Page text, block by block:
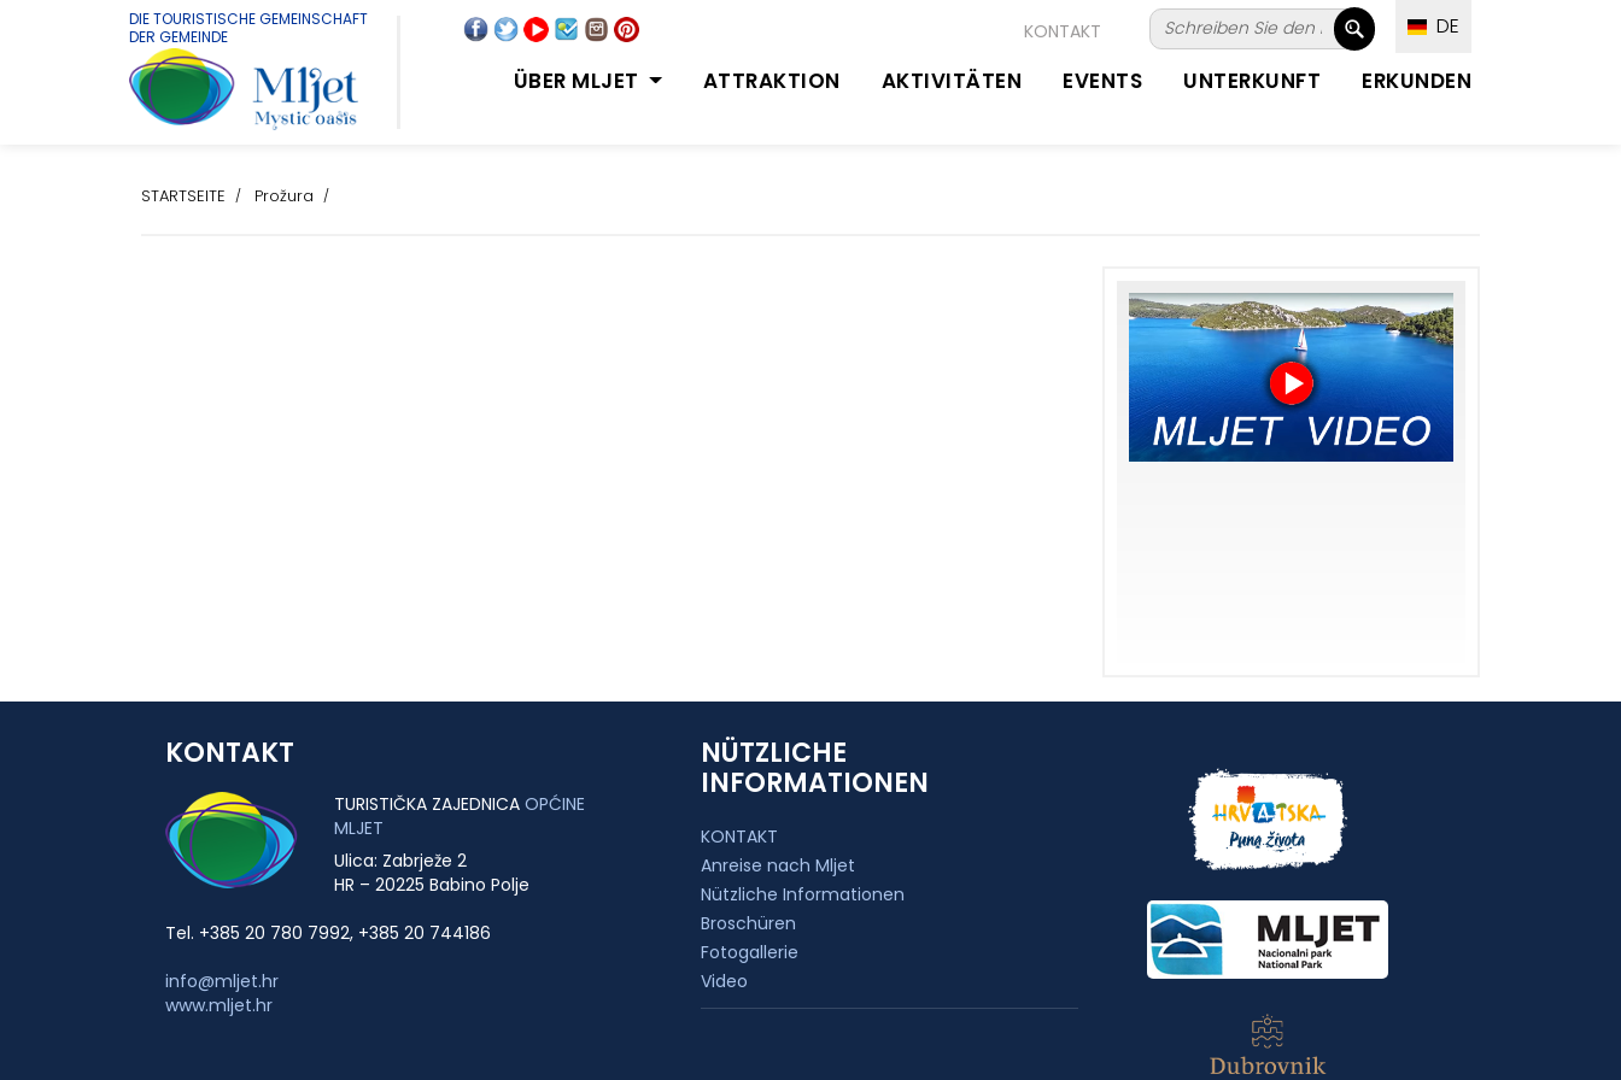
KONTAKT DE
DIE TOURISTISCHE GEMEINSCHAFT
DER GEMEINDE
ÜBER MLJET ATTRAKTION AKTIVITÄTEN EVENTS UNTERKUNFT ERKUNDEN
STARTSEITE Prožura
KONTAKT
TURISTIČKA ZAJEDNICA OPĆINE
MLJET
Ulica: Zabrježe 2
HR – 20225 Babino Polje
Tel. +385 20 780 7992, +385 20 744186
info@mljet.hr
www.mljet.hr
NÜTZLICHE
INFORMATIONEN
KONTAKT
Anreise nach Mljet
Nützliche Informationen
Broschüren
Fotogallerie
Video